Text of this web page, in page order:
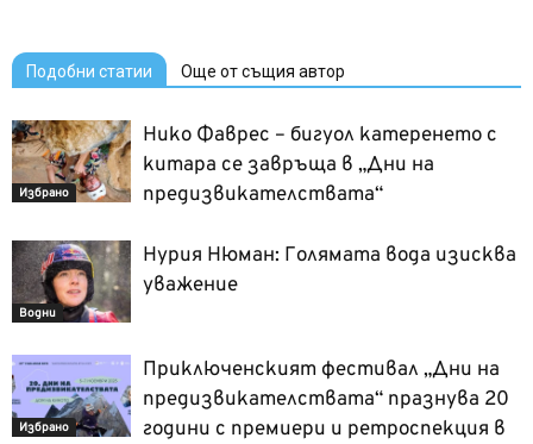
Подобни статии Още от същия автор
Избрано
Нико Фаврес – бигуол катеренето с
китара се завръща в „Дни на
предизвикателствата“
Водни
Нурия Нюман: Голямата вода изисква
уважение
Избрано
Приключенският фестивал „Дни на
предизвикателствата“ празнува 20
години с премиери и ретроспекция в